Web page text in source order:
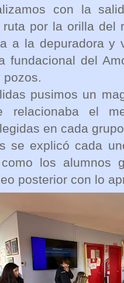
con la
ruta por la orilla del
a la depuradora y
fundacional del
pozos.
pusimos un
relacionaba el
en cada
se explicó cada
los alumnos
posterior con lo